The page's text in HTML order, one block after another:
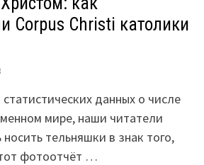
Corpus Christi католики
данных о числе
мире, наши читатели
тельняшки в знак того,
фотоотчёт …